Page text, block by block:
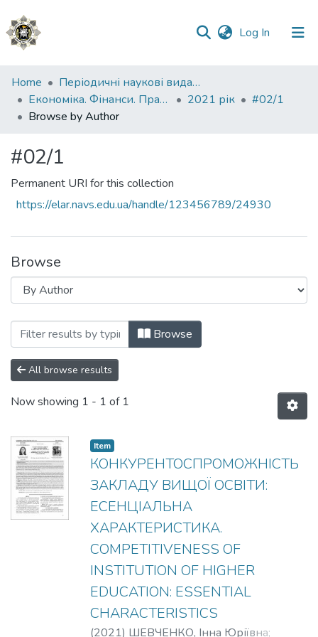
Log In (current)
Communities
&
Collections
Home
Періодичні наукові видання НАВС
Економіка. Фінанси. Право.
2021 рік
#02/1
Browse by Author
#02/1
Permanent URI for this collection
https://elar.navs.edu.ua/handle/123456789/24930
Browse
Browsing #02/1 by Author
Browse
All browse results
Now showing 1 - 1 of 1
Item
КОНКУРЕНТОСПРОМОЖНІСТЬ
ЗАКЛАДУ ВИЩОЇ ОСВІТИ:
ЕСЕНЦІАЛЬНА
ХАРАКТЕРИСТИКА.
COMPETITIVENESS OF
INSTITUTION OF HIGHER
EDUCATION: ESSENTIAL
CHARACTERISTICS
(2021) ШЕВЧЕНКО, Інна Юріївна;